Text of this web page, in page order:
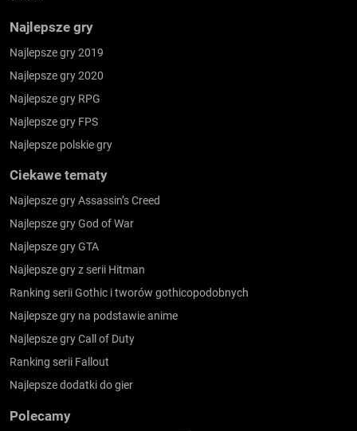
Najlepsze gry
Najlepsze gry 2019
Najlepsze gry 2020
Najlepsze gry RPG
Najlepsze gry FPS
Najlepsze polskie gry
Ciekawe tematy
Najlepsze gry Assassin’s Creed
Najlepsze gry God of War
Najlepsze gry GTA
Najlepsze gry z serii Hitman
Ranking serii Gothic i tworów gothicopodobnych
Najlepsze gry na podstawie anime
Najlepsze gry Call of Duty
Ranking serii Fallout
Najlepsze dodatki do gier
Polecamy